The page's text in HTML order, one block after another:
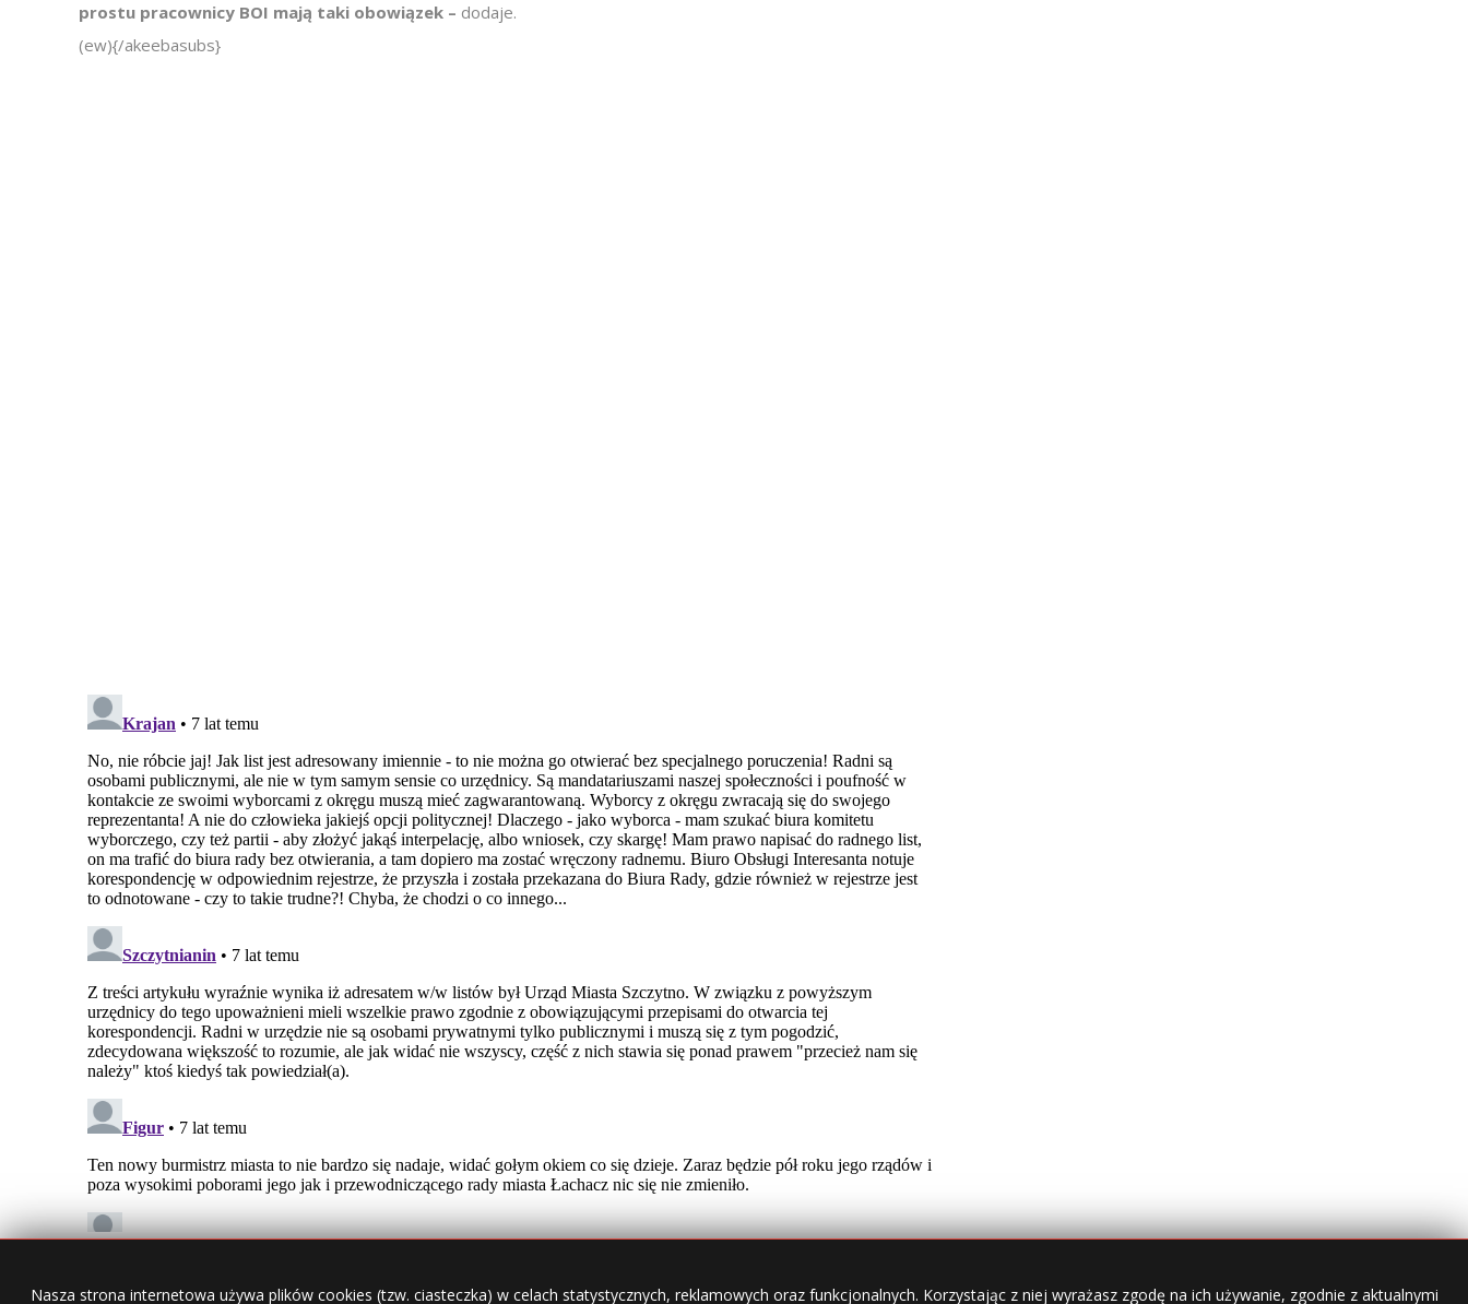
prostu pracownicy BOI mają taki obowiązek – dodaje.
(ew){/akeebasubs}
Nasza strona internetowa używa plików cookies (tzw. ciasteczka) w celach statystycznych, reklamowych oraz funkcjonalnych. Korzystając z niej wyrażasz zgodę na ich używanie, zgodnie z aktualnymi